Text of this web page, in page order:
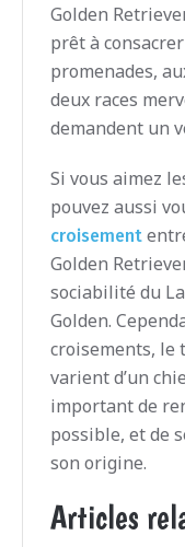
Golden
prêt à
promenades,
deux races
demandent un
Si vous aimez
pouvez aussi
croisement
Golden
sociabilité du
Golden.
croisements, le
varient d’un
important de
possible, et de
son origine.
Articles